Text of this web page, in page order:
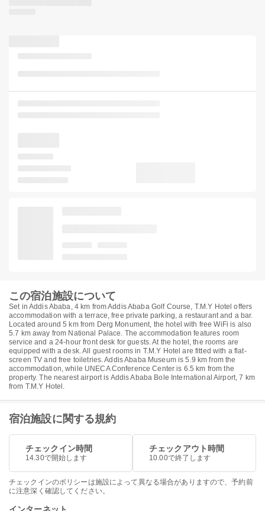
この宿泊施設について
Set in Addis Ababa, 4 km from Addis Ababa Golf Course, T.M.Y Hotel offers
accommodation with a terrace, free private parking, a restaurant and a bar.
Located around 5 km from Derg Monument, the hotel with free WiFi is also
5.7 km away from National Palace. The accommodation features room
service and a 24-hour front desk for guests. At the hotel, the rooms are
equipped with a desk. All guest rooms in T.M.Y Hotel are fitted with a flat-
screen TV and free toiletries. Addis Ababa Museum is 5.9 km from the
accommodation, while UNECA Conference Center is 6.5 km from the
property. The nearest airport is Addis Ababa Bole International Airport, 7 km
from T.M.Y Hotel.
宿泊施設に関する規約
チェックイン時間
14.30で開始します
チェックアウト時間
10.00で終了します
チェックインのポリシーは施設によって異なる場合がありますので、予約前
に注意深く確認してください。